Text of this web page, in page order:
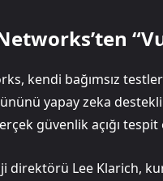
kendi bağımsız
yapay zeka
güvenlik açığı
direktörü Lee Klarich,